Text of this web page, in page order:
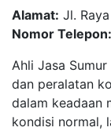
Alamat: Jl.
Nomor Telepon:
Ahli Jasa
dan peralatan
dalam keadaan
kondisi normal,